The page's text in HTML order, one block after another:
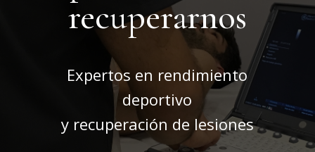
recuperarnos
Expertos en rendimiento
deportivo
y recuperación de lesiones